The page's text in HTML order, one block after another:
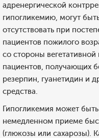
адренергической
гипогликемию, могут
отсутствовать при
пациентов пожилого
со стороны
пациентов, получающих
резерпин, гуанетидин и
средства.
Гипогликемия может
немедленном приеме
(глюкозы или сахарозы).